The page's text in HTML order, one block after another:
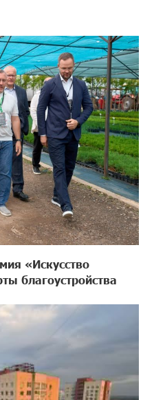
«Искусство
благоустройства